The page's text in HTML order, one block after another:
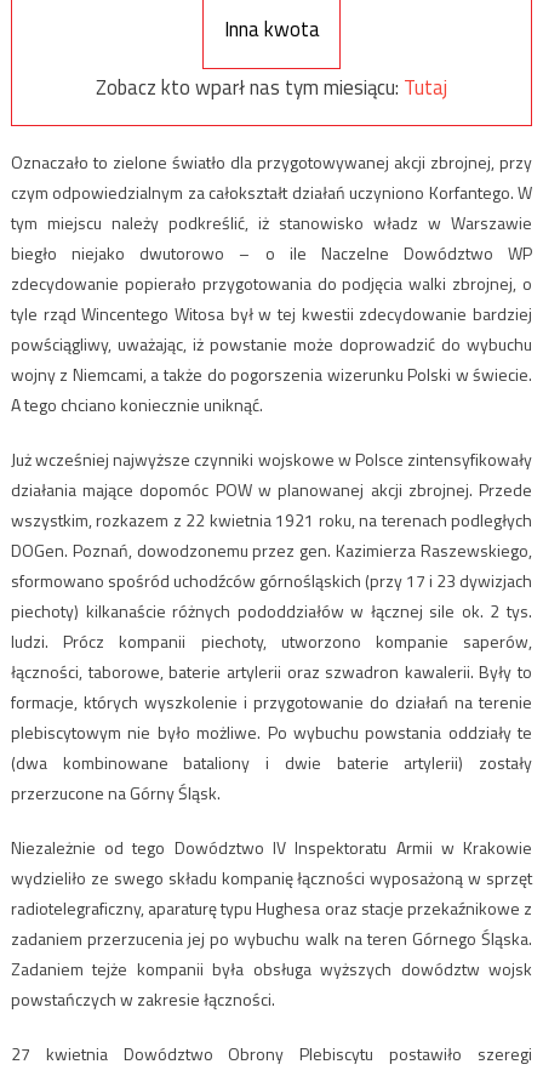
Inna kwota
Zobacz kto wparł nas tym miesiącu: Tutaj
Oznaczało to zielone światło dla przygotowywanej akcji zbrojnej, przy
czym odpowiedzialnym za całokształt działań uczyniono Korfantego. W
tym miejscu należy podkreślić, iż stanowisko władz w Warszawie
biegło niejako dwutorowo – o ile Naczelne Dowództwo WP
zdecydowanie popierało przygotowania do podjęcia walki zbrojnej, o
tyle rząd Wincentego Witosa był w tej kwestii zdecydowanie bardziej
powściągliwy, uważając, iż powstanie może doprowadzić do wybuchu
wojny z Niemcami, a także do pogorszenia wizerunku Polski w świecie.
A tego chciano koniecznie uniknąć.
Już wcześniej najwyższe czynniki wojskowe w Polsce zintensyfikowały
działania mające dopomóc POW w planowanej akcji zbrojnej. Przede
wszystkim, rozkazem z 22 kwietnia 1921 roku, na terenach podległych
DOGen. Poznań, dowodzonemu przez gen. Kazimierza Raszewskiego,
sformowano spośród uchodźców górnośląskich (przy 17 i 23 dywizjach
piechoty) kilkanaście różnych pododdziałów w łącznej sile ok. 2 tys.
ludzi. Prócz kompanii piechoty, utworzono kompanie saperów,
łączności, taborowe, baterie artylerii oraz szwadron kawalerii. Były to
formacje, których wyszkolenie i przygotowanie do działań na terenie
plebiscytowym nie było możliwe. Po wybuchu powstania oddziały te
(dwa kombinowane bataliony i dwie baterie artylerii) zostały
przerzucone na Górny Śląsk.
Niezależnie od tego Dowództwo IV Inspektoratu Armii w Krakowie
wydzieliło ze swego składu kompanię łączności wyposażoną w sprzęt
radiotelegraficzny, aparaturę typu Hughesa oraz stacje przekaźnikowe z
zadaniem przerzucenia jej po wybuchu walk na teren Górnego Śląska.
Zadaniem tejże kompanii była obsługa wyższych dowództw wojsk
powstańczych w zakresie łączności.
27 kwietnia Dowództwo Obrony Plebiscytu postawiło szeregi